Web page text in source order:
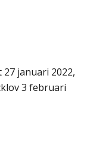
januari 2022,
3 februari